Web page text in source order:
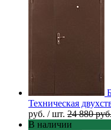
Техническая
руб. / шт. 24 880
В наличии